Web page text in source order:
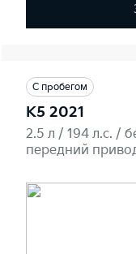
С пробегом
K5 2021
2.5 л / 194 л.c. /
передний